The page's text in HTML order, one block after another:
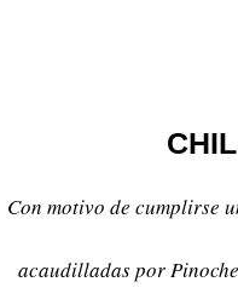
Con motivo de cumplirse
acaudilladas por